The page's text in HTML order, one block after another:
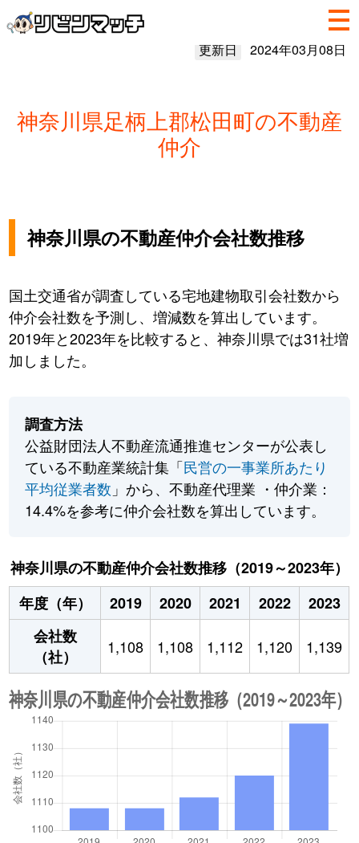
更新日 2024年03月08日
神奈川県足柄上郡松田町の不動産
仲介
神奈川県の不動産仲介会社数推移
国土交通省が調査している宅地建物取引会社数から
仲介会社数を予測し、増減数を算出しています。
2019年と2023年を比較すると、神奈川県では31社増
加しました。
調査方法
公益財団法人不動産流通推進センターが公表し
ている不動産業統計集「民営の一事業所あたり
平均従業者数 」から、不動産代理業 ・仲介業：
14.4%を参考に仲介会社数を算出しています。
神奈川県の不動産仲介会社数推移（2019～2023年）
年度（年）
2019 2020 2021 2022
2023
会社数
（社）
1,108 1,108 1,112 1,120 1,139